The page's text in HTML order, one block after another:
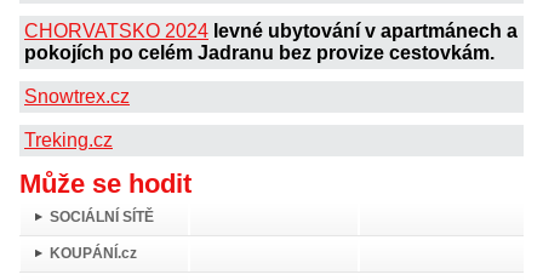
CHORVATSKO 2024 levné ubytování v apartmánech a
pokojích po celém Jadranu bez provize cestovkám.
Snowtrex.cz
Treking.cz
Může se hodit
SOCIÁLNÍ SÍTĚ
KOUPÁNÍ.cz